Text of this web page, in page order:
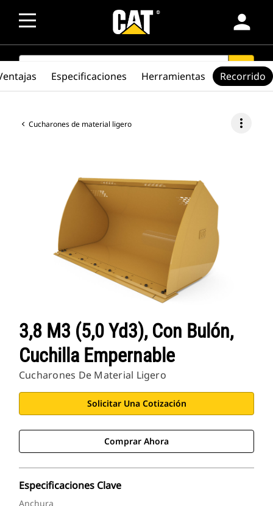
person
SEARCH search
Cucharones de material ligero more_vert
3,8 M3 (5,0 Yd3), Con Bulón,
Cuchilla Empernable
Cucharones De Material Ligero
Solicitar Una Cotización
Comprar Ahora
Especificaciones Clave
Anchura
Especificaciones Herramientas Recorrido